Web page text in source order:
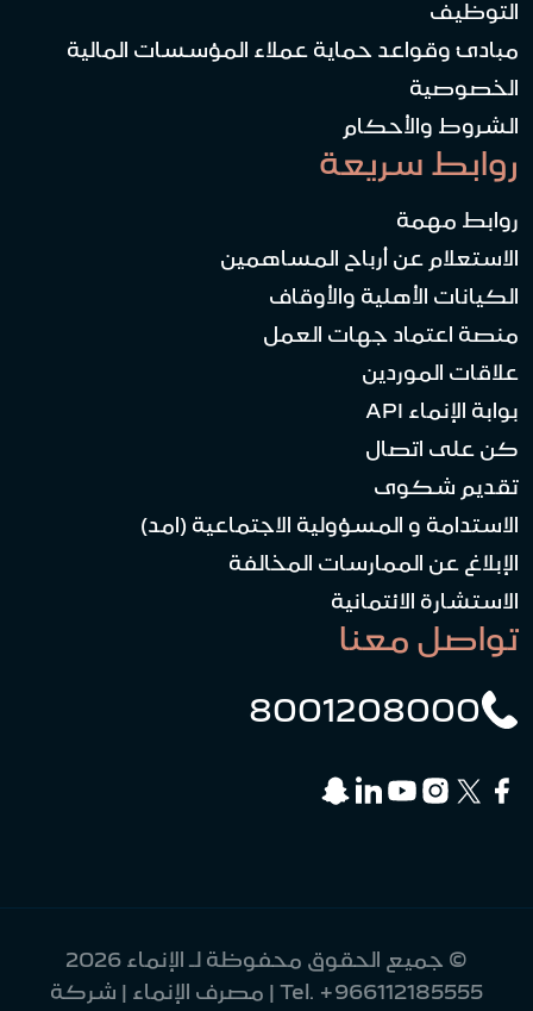
التوظيف
مبادئ وقواعد حماية عملاء المؤسسات المالية
الخصوصية
الشروط والأحكام
روابط سريعة
روابط مهمة
الاستعلام عن أرباح المساهمين
الكيانات الأهلية والأوقاف
منصة اعتماد جهات العمل
علاقات الموردين
بوابة الإنماء API
كن على اتصال
تقديم شكوى
الاستدامة و المسؤولية الاجتماعية (امد)
الإبلاغ عن الممارسات المخالفة
الاستشارة الائتمانية
تواصل معنا
8001208000
© جميع الحقوق محفوظة لـ الإنماء 2026
Tel. +966112185555 | مصرف الإنماء | شركة